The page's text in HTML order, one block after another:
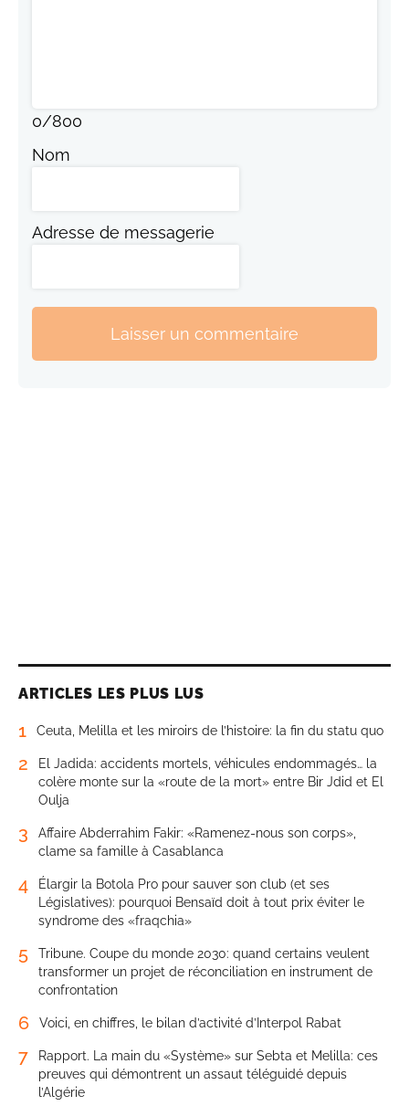
0/800
Nom
Adresse de messagerie
Laisser un commentaire
ARTICLES LES PLUS LUS
1 Ceuta, Melilla et les miroirs de l’histoire: la fin du statu quo
2
El Jadida: accidents mortels, véhicules endommagés… la
colère monte sur la «route de la mort» entre Bir Jdid et El
Oulja
3
Affaire Abderrahim Fakir: «Ramenez-nous son corps»,
clame sa famille à Casablanca
4
Élargir la Botola Pro pour sauver son club (et ses
Législatives): pourquoi Bensaïd doit à tout prix éviter le
syndrome des «fraqchia»
5
Tribune. Coupe du monde 2030: quand certains veulent
transformer un projet de réconciliation en instrument de
confrontation
6 Voici, en chiffres, le bilan d’activité d’Interpol Rabat
7
Rapport. La main du «Système» sur Sebta et Melilla: ces
preuves qui démontrent un assaut téléguidé depuis
l’Algérie